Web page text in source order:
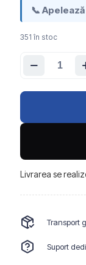
a
📞
351 în stoc
Riflaj
interior
2900
x
22
Livrarea se
Transport
Suport